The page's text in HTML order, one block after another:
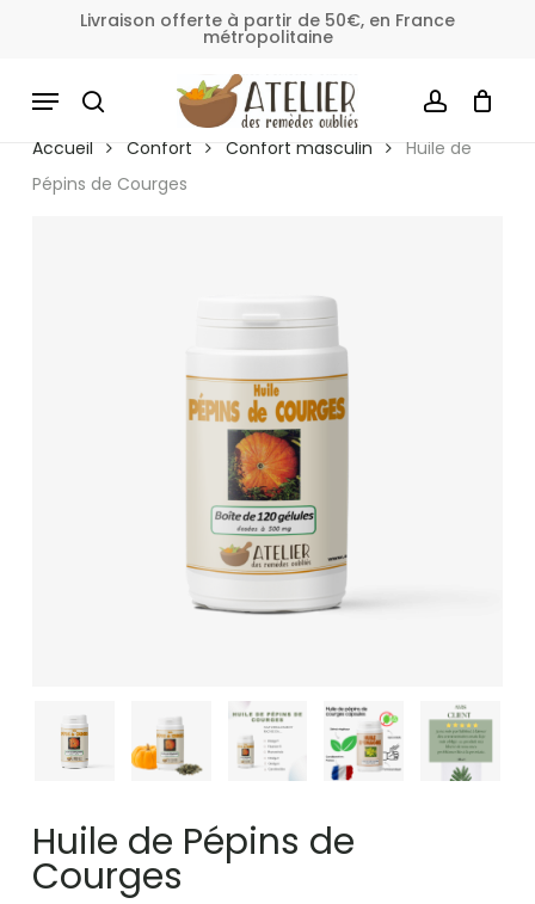
content
Livraison offerte à partir de 50€, en France
métropolitaine
SEARCH ACCOUNT
MENU panier
Accueil Confort Confort masculin
Huile de
Pépins de Courges
Huile de Pépins de
Courges